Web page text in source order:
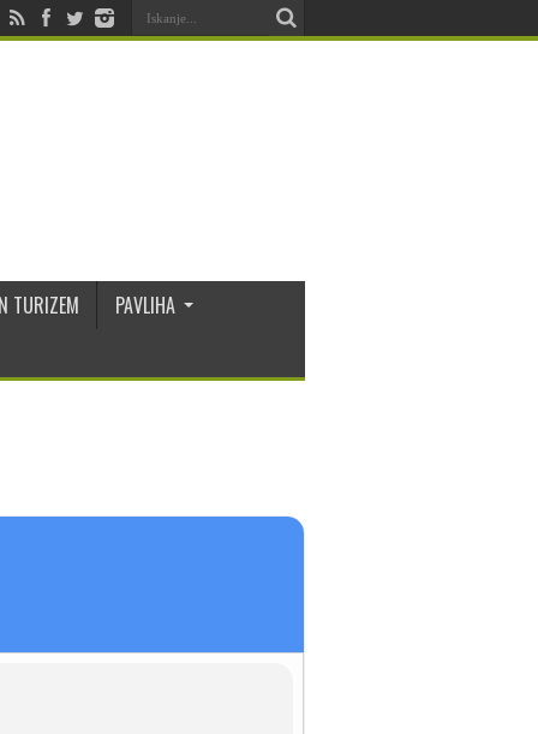
TURIZEM PAVLIHA